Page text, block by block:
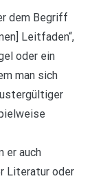
dem Begriff
Leitfaden“,
oder ein
man sich
er auch
Literatur oder